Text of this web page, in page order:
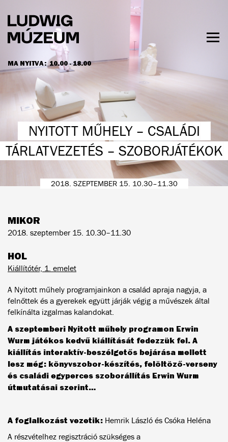
tartalomra
MA NYITVA: 10.00 - 18.00
NYITVATARTÁS ÉS JEGYÁRAK
NYITOTT MŰHELY – CSALÁDI
TÁRLATVEZETÉS – SZOBORJÁTÉKOK
2018. SZEPTEMBER 15. 10.30–11.30
MIKOR
2018. szeptember 15. 10.30–11.30
HOL
Kiállítótér, 1. emelet
A Nyitott műhely programjainkon a család apraja nagyja, a
felnőttek és a gyerekek együtt járják végig a művészek által
felkínálta izgalmas kalandokat.
A szeptemberi Nyitott műhely programon Erwin
Wurm játékos kedvű kiállítását fedezzük fel. A
kiállítás interaktív-beszélgetős bejárása mellett
lesz még: könyvszobor-készítés, felöltöző-verseny
és családi egyperces szoborállítás Erwin Wurm
útmutatásai szerint…
A foglalkozást vezetik: Hemrik László és Csóka Heléna
A részvételhez regisztráció szükséges a